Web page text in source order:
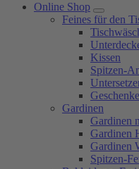
Online Shop
Feines für den
Kissen
Spitzen-
Gardinen
Gardinen
Gardinen
Gardinen
Spitzen-